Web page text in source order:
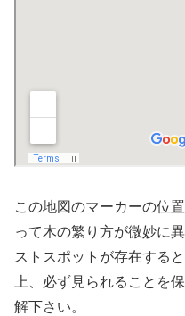
この地図のマーカーの位
って木の繁り方が微妙に
ストスポットが存在する
上、必ず見られることを
解下さい。